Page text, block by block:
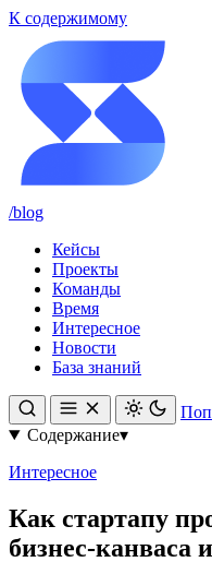
К содержимому
/blog
Кейсы
Проекты
Команды
Время
Интересное
Новости
База знаний
Содержание▾
Интересное
Как стартапу
бизнес-канваса